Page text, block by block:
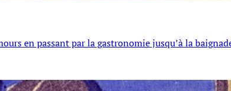
en passant par la gastronomie jusqu’à la